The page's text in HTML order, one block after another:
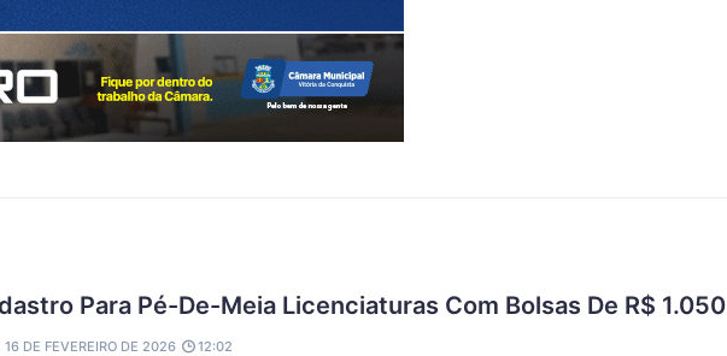
Para Pé-De-Meia Licenciaturas Com Bolsas De R$ 1.050
16 DE FEVEREIRO DE 2026 12:02